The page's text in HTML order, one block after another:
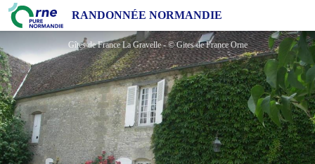
RANDONNÉE NORMANDIE
Gîtes de France La Gravelle
Gîtes de France La Gravelle - © Gites de France Orne